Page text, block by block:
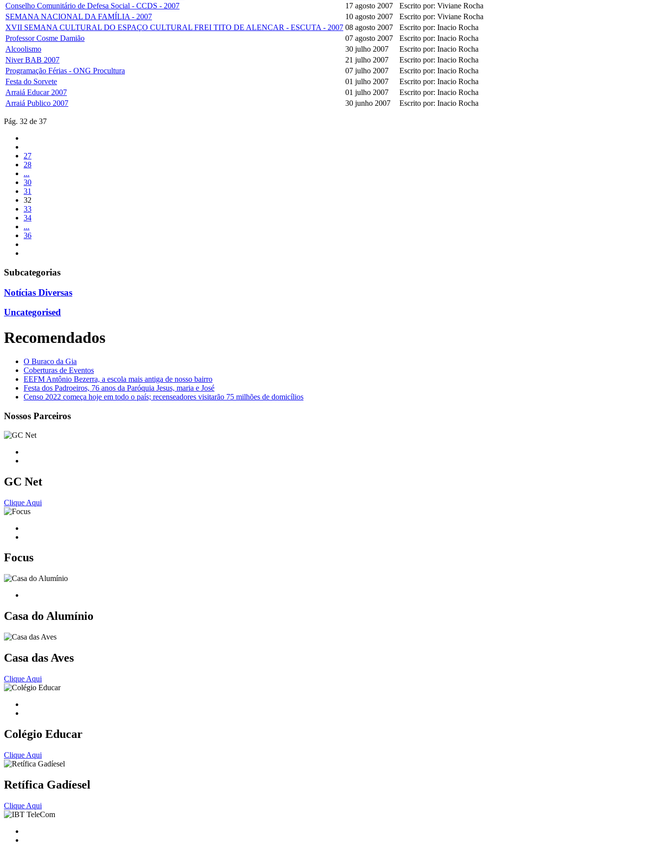
Conselho Comunitário de Defesa Social - CCDS - 2007
17 agosto 2007
Escrito por: Viviane Rocha
SEMANA NACIONAL DA FAMÍLIA - 2007
10 agosto 2007
Escrito por: Viviane Rocha
XVII SEMANA CULTURAL DO ESPAÇO CULTURAL FREI TITO DE ALENCAR - ESCUTA - 2007 08 agosto 2007
Escrito por: Inacio Rocha
Professor Cosme Damião
07 agosto 2007
Escrito por: Inacio Rocha
Alcoolismo
30 julho 2007
Escrito por: Inacio Rocha
Niver BAB 2007
21 julho 2007
Escrito por: Inacio Rocha
Programação Férias - ONG Procultura
07 julho 2007
Escrito por: Inacio Rocha
Festa do Sorvete
01 julho 2007
Escrito por: Inacio Rocha
Arraiá Educar 2007
01 julho 2007
Escrito por: Inacio Rocha
Arraiá Publico 2007
30 junho 2007 Escrito por: Inacio Rocha
Pág. 32 de 37
27
28
...
30
31
32
33
34
...
36
Subcategorias
Notícias Diversas
Uncategorised
Recomendados
O Buraco da Gia
Coberturas de Eventos
EEFM Antônio Bezerra, a escola mais antiga de nosso bairro
Festa dos Padroeiros, 76 anos da Paróquia Jesus, maria e José
Censo 2022 começa hoje em todo o país; recenseadores visitarão 75 milhões de domicílios
Nossos Parceiros
GC Net
Clique Aqui
Focus
Casa do Alumínio
Casa das Aves
Clique Aqui
Colégio Educar
Clique Aqui
Retífica Gadíesel
Clique Aqui